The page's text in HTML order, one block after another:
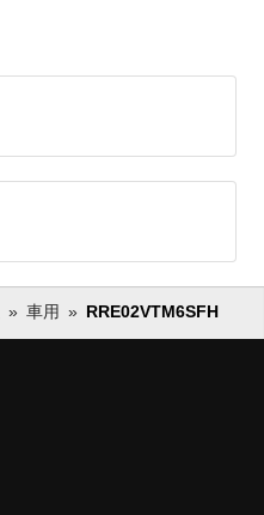
車用 RRE02VTM6SFH